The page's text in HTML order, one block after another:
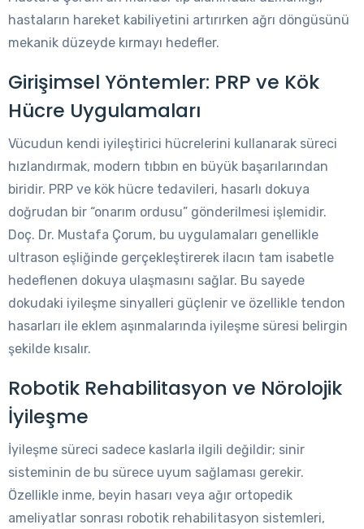
hastaların hareket kabiliyetini artırırken ağrı döngüsünü
mekanik düzeyde kırmayı hedefler.
Girişimsel Yöntemler: PRP ve Kök
Hücre Uygulamaları
Vücudun kendi iyileştirici hücrelerini kullanarak süreci
hızlandırmak, modern tıbbın en büyük başarılarından
biridir. PRP ve kök hücre tedavileri, hasarlı dokuya
doğrudan bir “onarım ordusu” gönderilmesi işlemidir.
Doç. Dr. Mustafa Çorum, bu uygulamaları genellikle
ultrason eşliğinde gerçekleştirerek ilacın tam isabetle
hedeflenen dokuya ulaşmasını sağlar. Bu sayede
dokudaki iyileşme sinyalleri güçlenir ve özellikle tendon
hasarları ile eklem aşınmalarında iyileşme süresi belirgin
şekilde kısalır.
Robotik Rehabilitasyon ve Nörolojik
İyileşme
İyileşme süreci sadece kaslarla ilgili değildir; sinir
sisteminin de bu sürece uyum sağlaması gerekir.
Özellikle inme, beyin hasarı veya ağır ortopedik
ameliyatlar sonrası robotik rehabilitasyon sistemleri,